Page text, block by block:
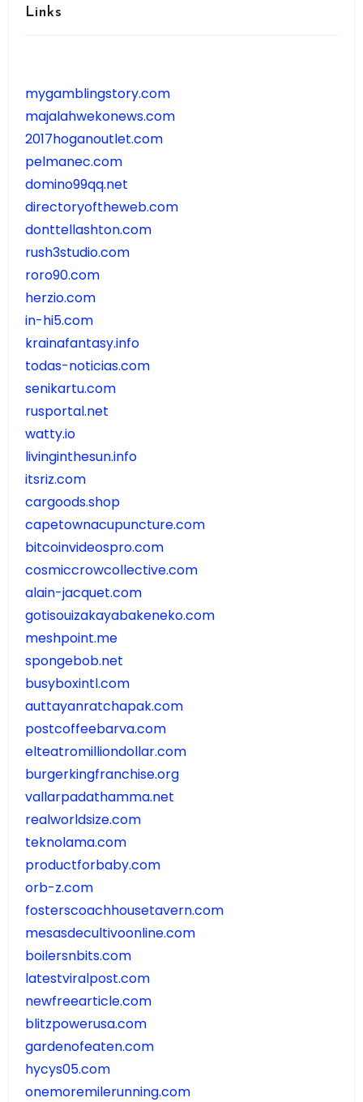
Links
mygamblingstory.com
majalahwekonews.com
2017hoganoutlet.com
pelmanec.com
domino99qq.net
directoryoftheweb.com
donttellashton.com
rush3studio.com
roro90.com
herzio.com
in-hi5.com
krainafantasy.info
todas-noticias.com
senikartu.com
rusportal.net
watty.io
livinginthesun.info
itsriz.com
cargoods.shop
capetownacupuncture.com
bitcoinvideospro.com
cosmiccrowcollective.com
alain-jacquet.com
gotisouizakayabakeneko.com
meshpoint.me
spongebob.net
busyboxintl.com
auttayanratchapak.com
postcoffeebarva.com
elteatromilliondollar.com
burgerkingfranchise.org
vallarpadathamma.net
realworldsize.com
teknolama.com
productforbaby.com
orb-z.com
fosterscoachhousetavern.com
mesasdecultivoonline.com
boilersnbits.com
latestviralpost.com
newfreearticle.com
blitzpowerusa.com
gardenofeaten.com
hycys05.com
onemoremilerunning.com